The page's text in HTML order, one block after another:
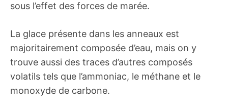
sous l’effet des forces de marée.
La glace présente dans les anneaux est
majoritairement composée d’eau, mais on y
trouve aussi des traces d’autres composés
volatils tels que l’ammoniac, le méthane et le
monoxyde de carbone.